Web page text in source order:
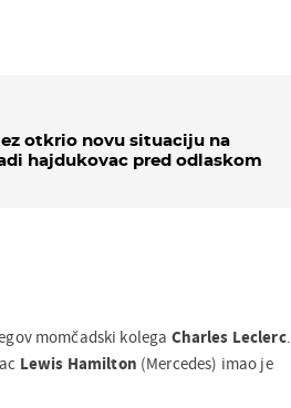
otkrio novu situaciju na
hajdukovac pred odlaskom
momčadski kolega Charles Leclerc.
Lewis Hamilton (Mercedes) imao je